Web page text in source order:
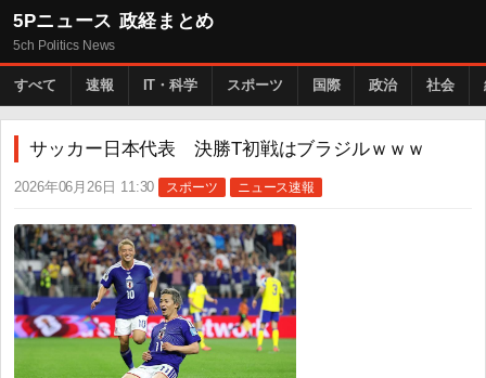
5Pニュース 政経まとめ
5ch Politics News
すべて 速報 IT・科学 スポーツ 国際 政治 社会
サッカー日本代表 決勝T初戦はブラジルｗｗｗ
2026年06月26日 11:30 スポーツ ニュース速報